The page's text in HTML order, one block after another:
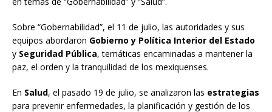
Sobre “Gobernabilidad”, el 11 de julio, las autoridades y sus
equipos abordaron Gobierno y Política Interior del Estado
y Seguridad Pública, temáticas encaminadas a mantener la
paz, el orden y la tranquilidad de los mexiquenses.
En Salud, el pasado 19 de julio, se analizaron las estrategias
para prevenir enfermedades, la planificación y gestión de los